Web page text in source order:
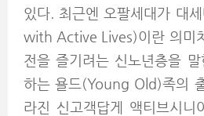
있다. 최근엔 오팔세대가 대
with Active Lives)이란 의미
전을 즐기려는 신노년층을
하는 욜드(Young Old)족의
라진 신고객답게 액티브시니